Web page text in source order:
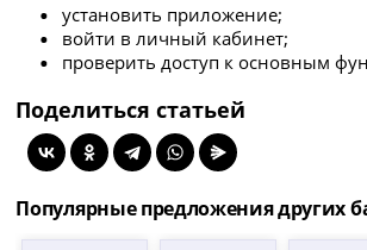
установить приложение;
войти в личный кабинет;
проверить доступ к основным
Поделиться статьей
Популярные предложения других